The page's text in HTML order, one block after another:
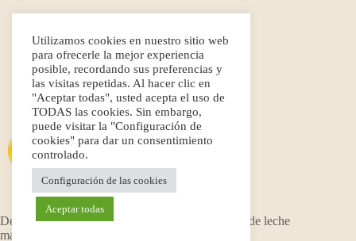
Preguntas frecuentes
Galería
Condiciones generales
Política de privacidad
Política y formulario de cancelación
Condiciones de envío
Aviso legal
Desarrollado por Fernando Pino © Makidy joyas de leche
materna
Utilizamos cookies en nuestro sitio web
para ofrecerle la mejor experiencia
posible, recordando sus preferencias y
las visitas repetidas. Al hacer clic en
"Aceptar todas", usted acepta el uso de
TODAS las cookies. Sin embargo,
puede visitar la "Configuración de
cookies" para dar un consentimiento
controlado.
Configuración de las cookies
Aceptar todas